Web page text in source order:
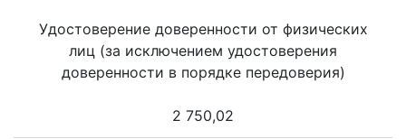
Удостоверение доверенности от физических
лиц (за исключением удостоверения
доверенности в порядке передоверия)
2 750,02